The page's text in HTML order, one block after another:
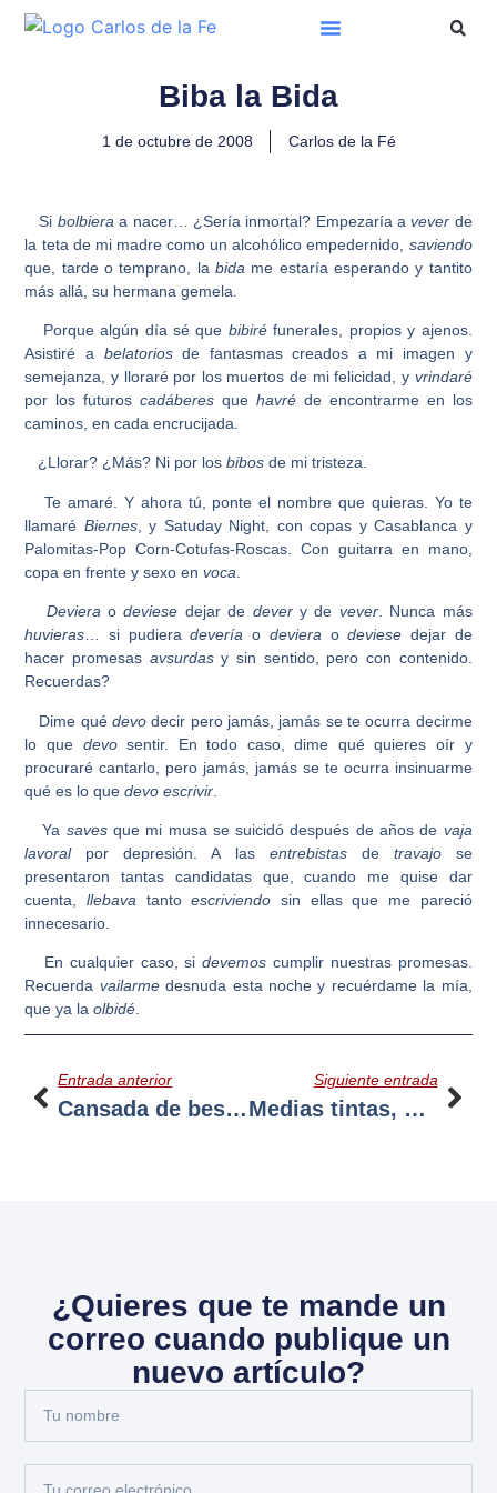
Biba la Bida
1 de octubre de 2008 Carlos de la Fé
Si bolbiera a nacer… ¿Sería inmortal? Empezaría avever de
la teta de mi madre como un alcohólico empedernido, saviendo
que, tarde o temprano, la bida me estaría esperando y tantito
más allá, su hermana gemela.
Porque algún día sé que bibiréfunerales, propios y ajenos.
Asistiré a belatoriosde fantasmas creados a mi imagen y
semejanza, y lloraré por los muertos de mi felicidad, y vrindaré
por los futuroscadáberes que havréde encontrarme en los
caminos, en cada encrucijada.
¿Llorar? ¿Más? Ni por losbibos de mi tristeza.
Te amaré. Y ahora tú, ponte el nombre que quieras. Yo te
llamaré Biernes, y Satuday Night, con copas y Casablanca y
Palomitas-Pop Corn-Cotufas-Roscas. Con guitarra en mano,
copa en frente y sexo envoca
Deviera odeviese dejar de devery de vever. Nunca más
huvieras … si pudieradevería o deviera odeviese dejar de
hacer promesas avsurdasy sin sentido, pero con contenido.
Recuerdas?
Dime quédevo decir pero jamás, jamás se te ocurra decirme
lo que devosentir. En todo caso, dime qué quieres oír y
procuraré cantarlo, pero jamás, jamás se te ocurra insinuarme
qué es lo quedevo escrivir
Ya savesque mi musa se suicidó después de años de vaja
lavoralpor depresión. A las entrebistasde travajose
presentaron tantas candidatas que, cuando me quise dar
cuenta,llebava tantoescriviendo sin ellas que me pareció
innecesario.
En cualquier caso, sidevemos cumplir nuestras promesas.
Recuerda vailarmedesnuda esta noche y recuérdame la mía,
que ya laolbidé.
Entrada anterior
Cansada de besar Sapos
Siguiente entrada
Medias tintas, medias negras
¿Quieres que te mande un
correo cuando publique un
nuevo artículo?